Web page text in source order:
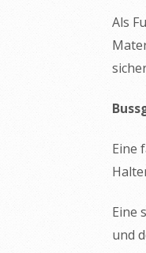
Als
Eine
Eine
und